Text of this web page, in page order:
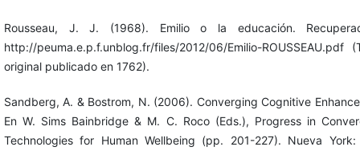
Rousseau, J. J. (1968). Emilio o la educación.
http://peuma.e.p.f.unblog.fr/files/2012/06/Emilio-ROUSSEAU.pdf
original publicado en 1762).
Sandberg, A. & Bostrom, N. (2006). Converging Cognitive
En W. Sims Bainbridge & M. C. Roco (Eds.), Progress in
Technologies for Human Wellbeing (pp. 201-227). Nueva York: